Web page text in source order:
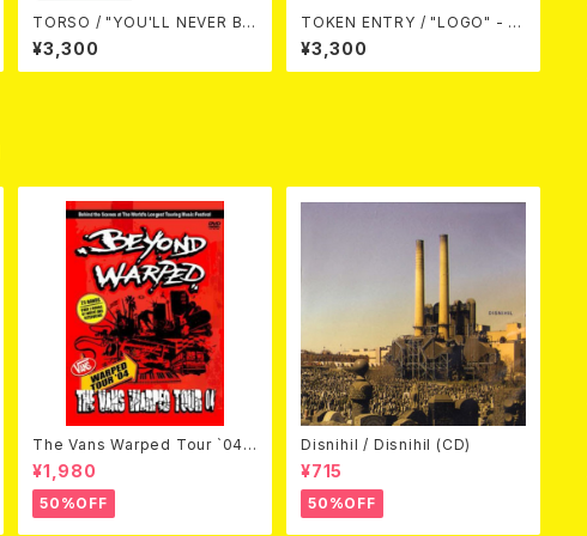
TORSO / "YOU'LL NEVER BR
EAK ME" - T-SHIRT
¥3,300
TOKEN ENTRY / "LOGO" - T
-SHIRT
¥3,300
The Vans Warped Tour `04
Beyond Warped (国内盤DVD)
¥1,980
50%OFF
Disnihil / Disnihil (CD)
¥715
50%OFF